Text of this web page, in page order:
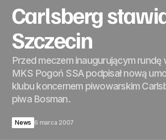
Carlsberg
Szczecin
Przed meczem inaugurującym
MKS Pogoń SSA podpisał nową
klubu koncernem piwowarskim
piwa Bosman.
News 6 marca 2007